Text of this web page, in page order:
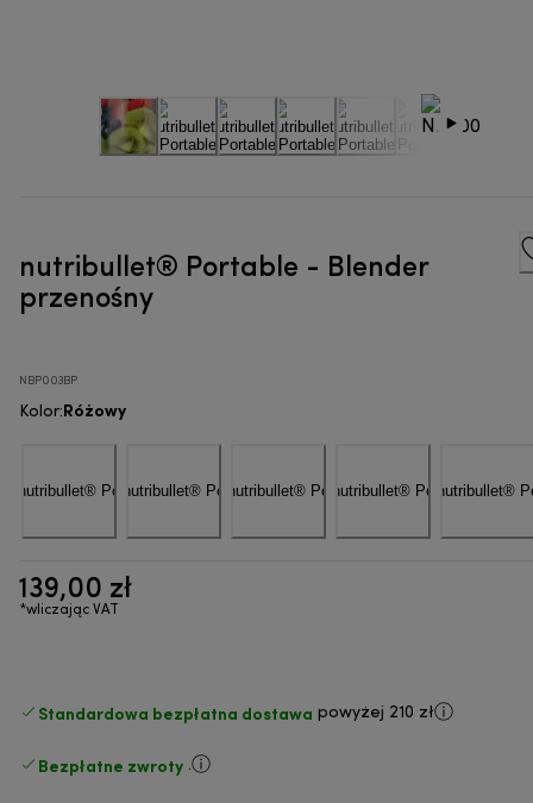
nutribullet® Portable - Blender
przenośny
NBP003BP
Kolor:Różowy
139,00 zł
*wliczając VAT
Standardowa bezpłatna dostawa powyżej 210 zł
Bezpłatne zwroty .